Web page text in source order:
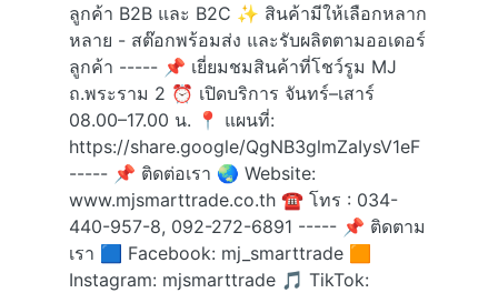
ลูกค้า B2B และ B2C ✨ สินค้ามีให้เลือกหลาก
หลาย - สต๊อกพร้อมส่ง และรับผลิตตามออเดอร์
ลูกค้า ----- 📌 เยี่ยมชมสินค้าที่โชว์รูม MJ
ถ.พระราม 2 ⏰ เปิดบริการ จันทร์–เสาร์
08.00–17.00 น. 📍 แผนที่:
https://share.google/QgNB3glmZaIysV1eF
----- 📌 ติดต่อเรา 🌏 Website:
www.mjsmarttrade.co.th ☎ โทร : 034-
440-957-8, 092-272-6891 ----- 📌 ติดตาม
เรา 🟦 Facebook: mj_smarttrade 🟧
Instagram: mjsmarttrade 🎵 TikTok: